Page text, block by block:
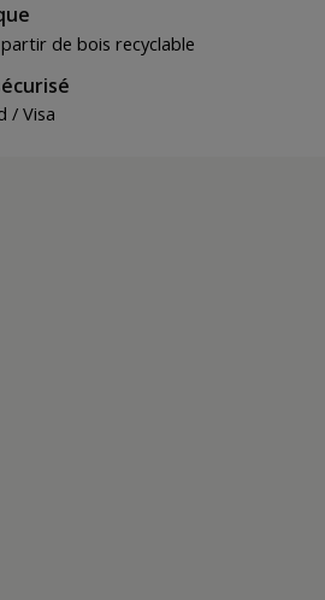
de bois recyclable
/ Visa